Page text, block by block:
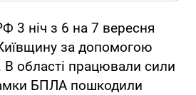
3 ніч з 6 на 7 вересня
за допомогою
В області працювали сили
БПЛА пошкодили